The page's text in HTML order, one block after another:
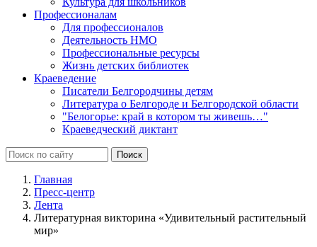
Профессионалам
Для профессионалов
Деятельность НМО
Профессиональные ресурсы
Жизнь детских библиотек
Краеведение
Писатели Белгородчины детям
Литература о Белгороде и Белгородской области
"Белогорье: край в котором ты живешь…"
Краеведческий диктант
Главная
Пресс-центр
Лента
Литературная викторина «Удивительный растительный
мир»